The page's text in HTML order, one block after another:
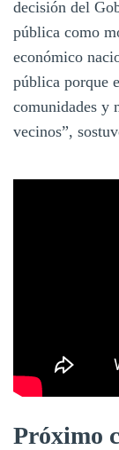
decisión del
pública como
económico
pública porque
comunidades y
vecinos”,
Próximo